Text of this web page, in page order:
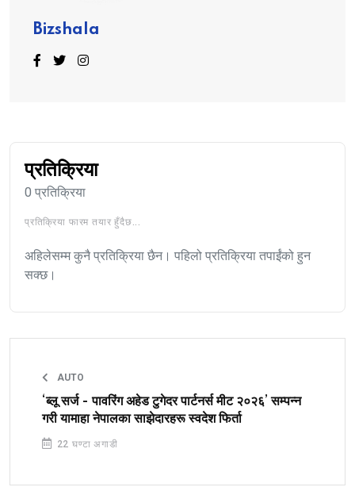
Bizshala
प्रतिक्रिया
0 प्रतिक्रिया
प्रतिक्रिया फारम तयार हुँदैछ...
अहिलेसम्म कुनै प्रतिक्रिया छैन। पहिलो प्रतिक्रिया तपाईंको हुन
सक्छ।
AUTO
‘ब्लू सर्ज - पावरिंग अहेड टुगेदर पार्टनर्स मीट २०२६’ सम्पन्न
गरी यामाहा नेपालका साझेदारहरू स्वदेश फिर्ता
22 घण्टा अगाडी